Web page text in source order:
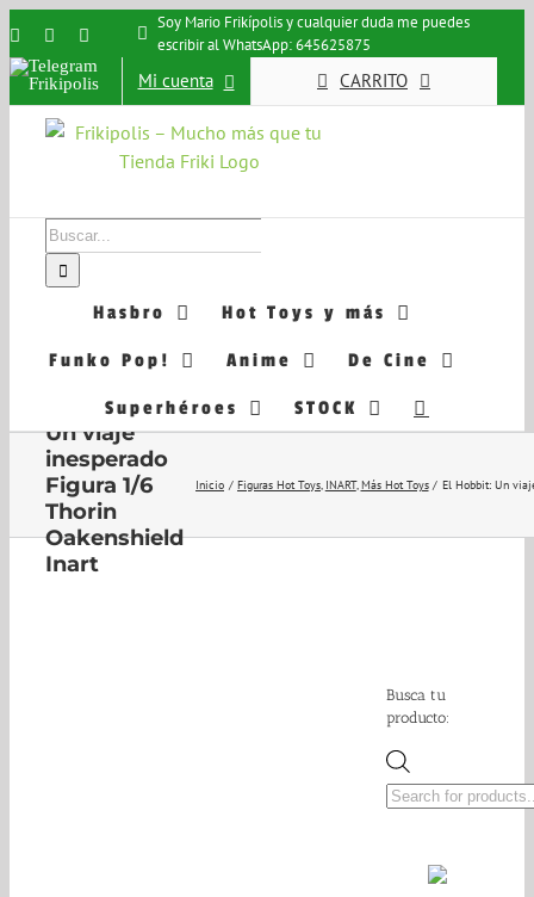
Saltar
al
contenido
InstagramFacebook
Telegram
Frikipolis
Soy Mario Frikípolis y cualquier duda me puedes
escribir al WhatsApp: 645625875
Mi cuenta CARRITO
Buscar:
Hasbro Hot Toys y más
Funko Pop! Anime De Cine
Superhéroes STOCK
El Hobbit:
Un viaje
inesperado
Figura 1/6
Thorin
Oakenshield
Inart
Inicio Figuras Hot Toys INART Más Hot Toys El Hobbit: Un
Busca tu
producto:
de